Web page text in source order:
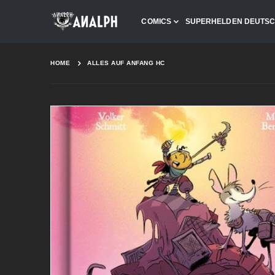
COMICS SUPERHELDEN
HOME ALLES AUF ANFANG HC